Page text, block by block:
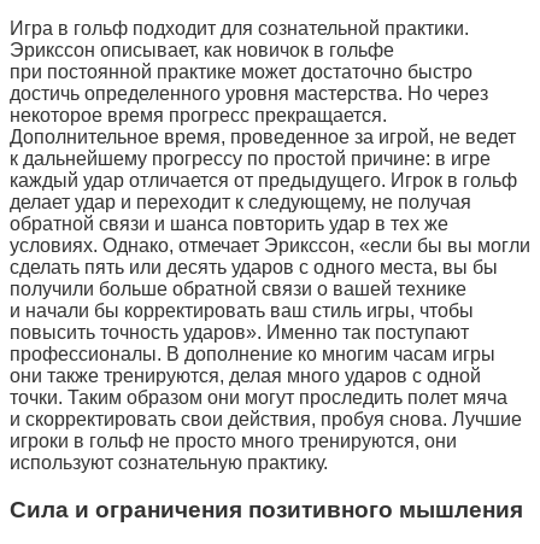
Игра в гольф подходит для сознательной практики.
Эрикссон описывает, как новичок в гольфе
при постоянной практике может достаточно быстро
достичь определенного уровня мастерства. Но через
некоторое время прогресс прекращается.
Дополнительное время, проведенное за игрой, не ведет
к дальнейшему прогрессу по простой причине: в игре
каждый удар отличается от предыдущего. Игрок в гольф
делает удар и переходит к следующему, не получая
обратной связи и шанса повторить удар в тех же
условиях. Однако, отмечает Эрикссон, «если бы вы могли
сделать пять или десять ударов с одного места, вы бы
получили больше обратной связи о вашей технике
и начали бы корректировать ваш стиль игры, чтобы
повысить точность ударов». Именно так поступают
профессионалы. В дополнение ко многим часам игры
они также тренируются, делая много ударов с одной
точки. Таким образом они могут проследить полет мяча
и скорректировать свои действия, пробуя снова. Лучшие
игроки в гольф не просто много тренируются, они
используют сознательную практику.
Сила и ограничения позитивного мышления